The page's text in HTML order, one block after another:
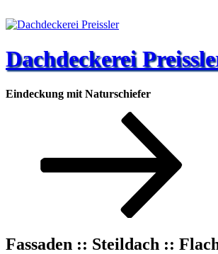
Inhalt
Dachdeckerei
Eindeckung mit Naturschiefer
Fassaden :: Steildach ::